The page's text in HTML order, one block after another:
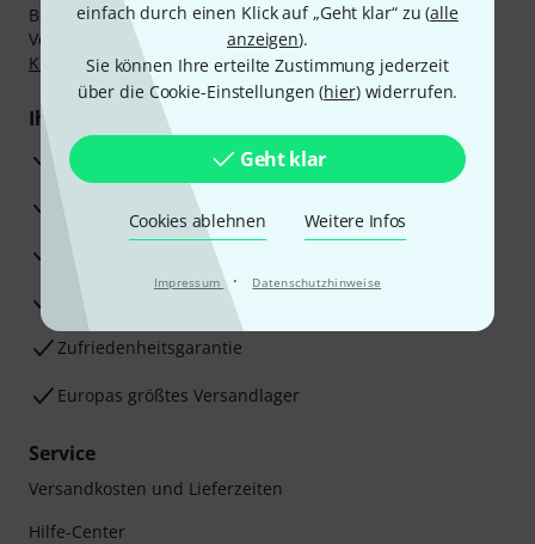
einfach durch einen Klick auf „Geht klar“ zu (alle
anzeigen).
Sie können Ihre erteilte Zustimmung jederzeit
über die Cookie-Einstellungen (hier) widerrufen.
Geht klar
Cookies ablehnen Weitere Infos
Impressum · Datenschutzhinweise
Bezahlen Sie vertraulich und sicher per Nachnahme,
Vorkasse, PayPal, Amazon Pay,Klarna Sofort bezahlen
Klarna Ratenzahlungoder Kreditkarte.
Ihre Vorteile
3 Jahre Thomann Garantie
30 Tage Money-Back-Garantie
Beratung durch Fachexperten
Zufriedenheitsgarantie
Europas größtes Versandlager
Service
Versandkosten und Lieferzeiten
Hilfe-Center